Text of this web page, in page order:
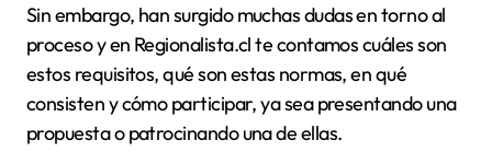
Sin embargo, han surgido muchas dudas en torno al
proceso y en Regionalista.cl te contamos cuáles son
estos requisitos, qué son estas normas, en qué
consisten y cómo participar, ya sea presentando una
propuesta o patrocinando una de ellas.